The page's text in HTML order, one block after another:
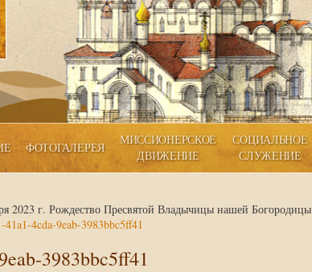
ФОТОГАЛЕРЕЯ
МИССИОНЕРСКОЕ
ДВИЖЕНИЕ
СОЦИАЛЬНОЕ
СЛУЖЕНИЕ
2023 г. Рождество Пресвятой Владычицы нашей Богородицы
41a1-4cda-9eab-3983bbc5ff41
3983bbc5ff41